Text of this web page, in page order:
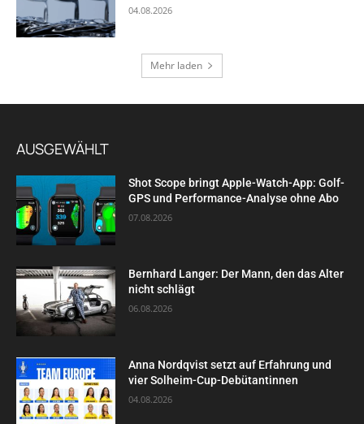
04.08.2026
Mehr laden
AUSGEWÄHLT
Shot Scope bringt Apple-Watch-App: Golf-
GPS und Performance-Analyse ohne Abo
07.08.2026
Bernhard Langer: Der Mann, den das Alter
nicht schlägt
06.08.2026
Anna Nordqvist setzt auf Erfahrung und
vier Solheim-Cup-Debütantinnen
04.08.2026